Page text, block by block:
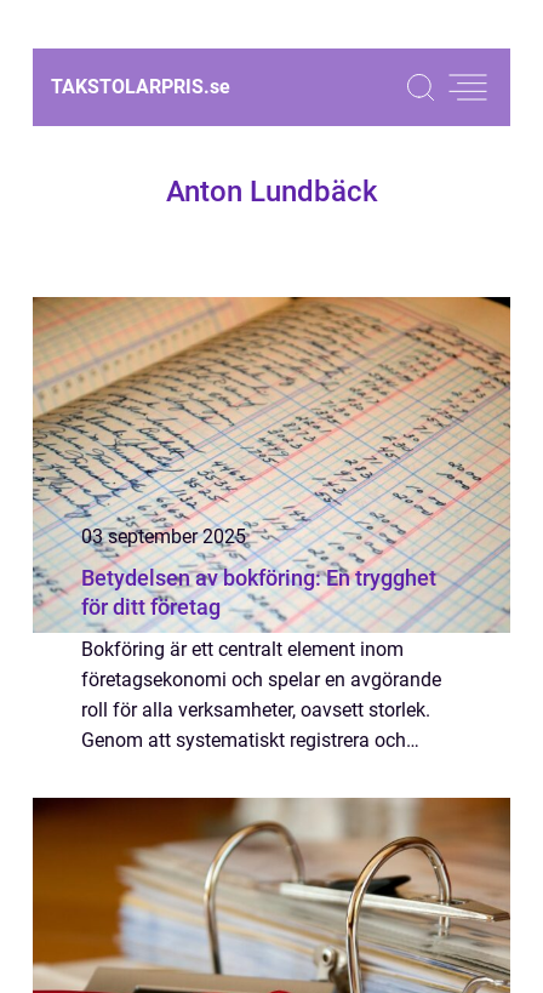
TAKSTOLARPRIS.se
Anton Lundbäck
03 september 2025
Betydelsen av bokföring: En trygghet
för ditt företag
Bokföring är ett centralt element inom
företagsekonomi och spelar en avgörande
roll för alla verksamheter, oavsett storlek.
Genom att systematiskt registrera och
bokföringsprocess...